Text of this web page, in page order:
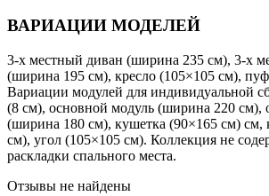
ВАРИАЦИИ МОДЕЛЕЙ
3-х местный диван (ширина 235 см), 3-х
(ширина 195 см), кресло (105×105 см),
Вариации модулей для индивидуальной
(8 см), основной модуль (ширина 220 см),
(ширина 180 см), кушетка (90×165 см) см,
см), угол (105×105 см). Коллекция не
раскладки спального места.
Отзывы не найдены